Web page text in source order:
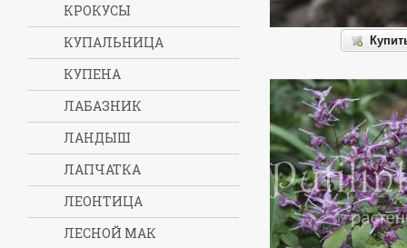
КРОКУСЫ
КУПАЛЬНИЦА
КУПЕНА
ЛАБАЗНИК
ЛАНДЫШ
ЛАПЧАТКА
ЛЕОНТИЦА
ЛЕСНОЙ МАК